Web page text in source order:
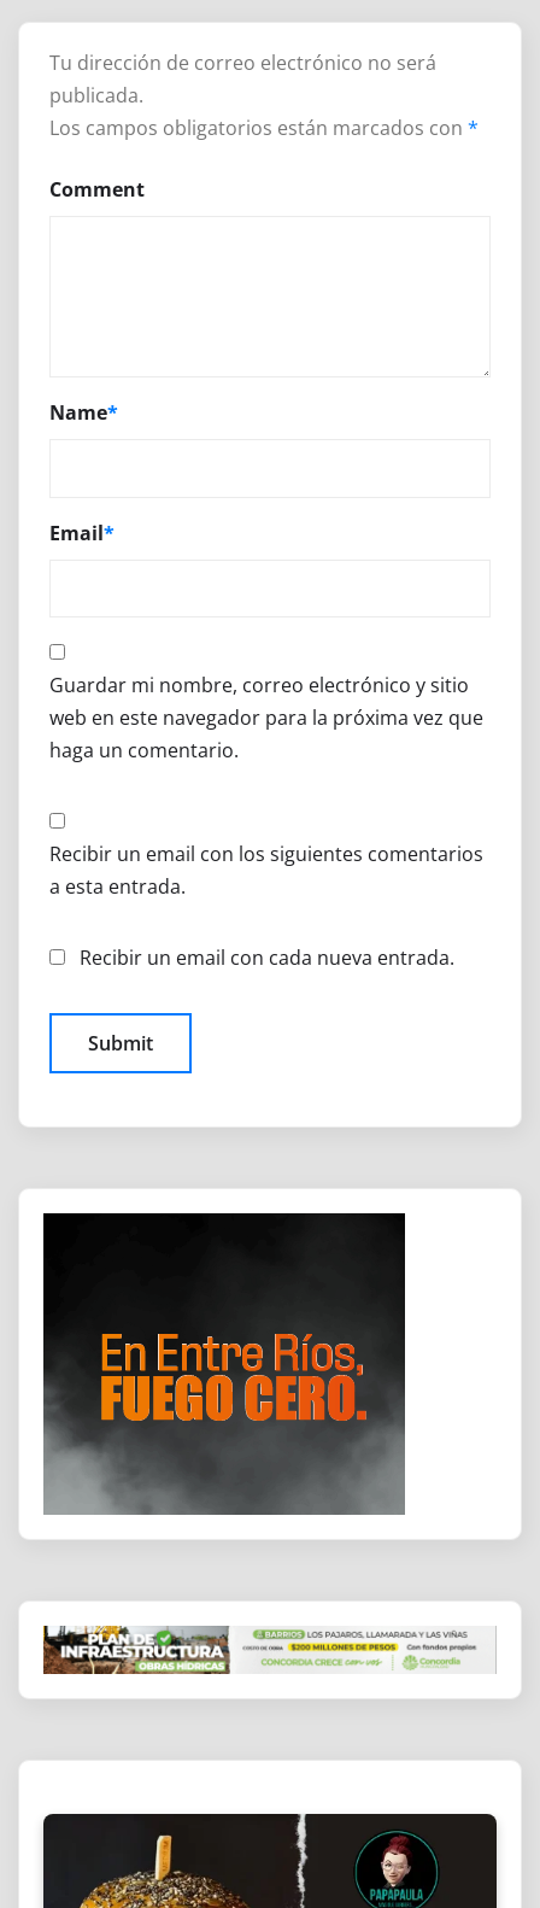
Tu dirección de correo electrónico no será
publicada.
Los campos obligatorios están marcados con *
Comment
Name*
Email*
Guardar mi nombre, correo electrónico y sitio
web en este navegador para la próxima vez que
haga un comentario.
Recibir un email con los siguientes comentarios
a esta entrada.
Recibir un email con cada nueva entrada.